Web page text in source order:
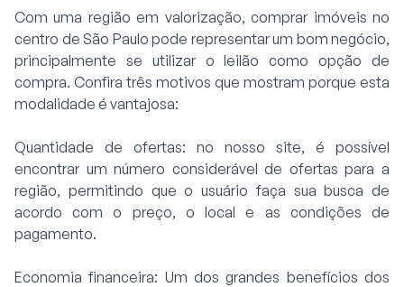
Com uma região em valorização, comprar imóveis no
centro de São Paulo pode representar um bom negócio,
principalmente se utilizar o leilão como opção de
compra. Confira três motivos que mostram porque esta
modalidade é vantajosa:
Quantidade de ofertas: no nosso site, é possível
encontrar um número considerável de ofertas para a
região, permitindo que o usuário faça sua busca de
acordo com o preço, o local e as condições de
pagamento.
Economia financeira: Um dos grandes benefícios dos